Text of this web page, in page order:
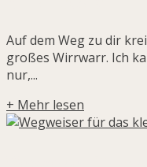
Auf dem Weg zu dir
großes Wirrwarr. Ich
nur,...
+ Mehr lesen